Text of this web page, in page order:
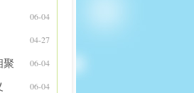
06-04
04-27
聚 06-04
06-04